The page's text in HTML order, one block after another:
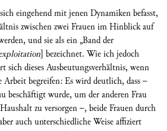
eingehend mit jenen Dynamiken befasst,
zwischen zwei Frauen im Hinblick auf
und sie als ein „Band der
] bezeichnet. Wie ich jedoch
sich dieses Ausbeutungsverhältnis, wenn
begreifen: Es wird deutlich, dass –
beschäftigt wurde, um der anderen Frau
zu versorgen –, beide Frauen durch
auch unterschiedliche Weise affiziert